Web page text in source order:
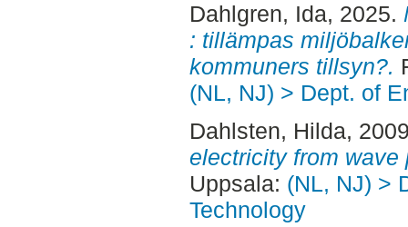
Dahlgren, Ida, 2025.
: tillämpas
kommuners tillsyn?.
(NL, NJ) > Dept. of
Dahlsten, Hilda,
electricity from wave
Uppsala: (NL, NJ) >
Technology